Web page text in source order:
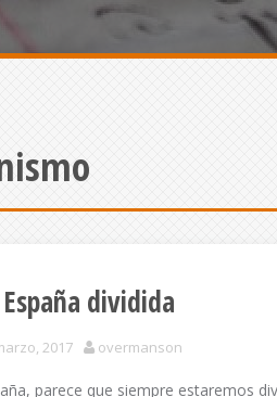
dividida
2017 overmanson
parece que siempre estaremos